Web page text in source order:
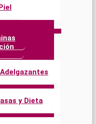
Piel
y Dieta